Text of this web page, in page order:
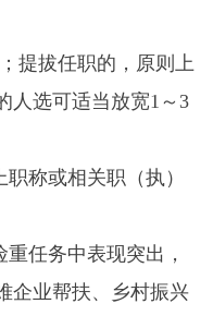
提拔任职的，原则上
人选可适当放宽1～3
称或相关职（执）
任务中表现突出，
企业帮扶、乡村振兴